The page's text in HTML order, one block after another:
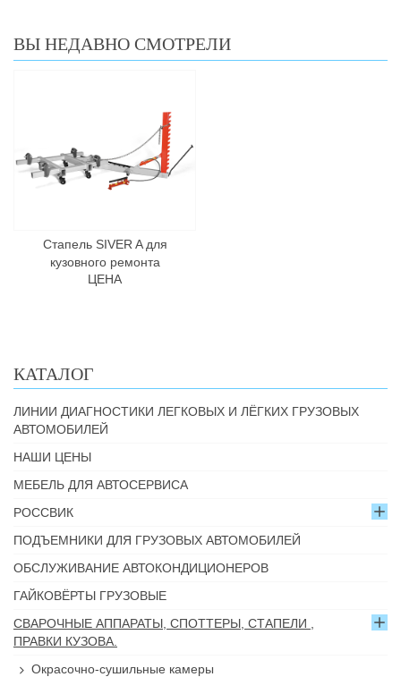
ВЫ НЕДАВНО СМОТРЕЛИ
Стапель SIVER A для
кузовного ремонта
ЦЕНА
КАТАЛОГ
ЛИНИИ ДИАГНОСТИКИ ЛЕГКОВЫХ И ЛЁГКИХ ГРУЗОВЫХ
АВТОМОБИЛЕЙ
НАШИ ЦЕНЫ
МЕБЕЛЬ ДЛЯ АВТОСЕРВИСА
РОССВИК
ПОДЪЕМНИКИ ДЛЯ ГРУЗОВЫХ АВТОМОБИЛЕЙ
ОБСЛУЖИВАНИЕ АВТОКОНДИЦИОНЕРОВ
ГАЙКОВЁРТЫ ГРУЗОВЫЕ
СВАРОЧНЫЕ АППАРАТЫ, СПОТТЕРЫ, СТАПЕЛИ ,
ПРАВКИ КУЗОВА.
Окрасочно-сушильные камеры